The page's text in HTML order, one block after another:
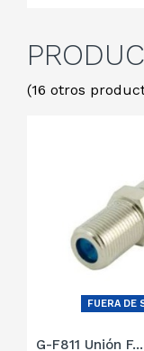
(16 otros
FUERA DE
G-F811 Unión F...